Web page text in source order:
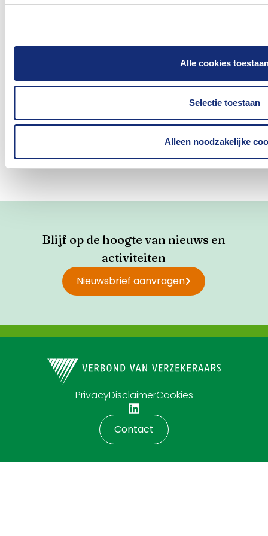
Alle cookies
Selectie toestaan
Alleen noodzakelijke
ontwikkelen in lidstaten zonder een
Was dit nuttig?
Ja Nee
Blijf op de hoogte van nieuws en
activiteiten
Nieuwsbrief aanvragen
PrivacyDisclaimerCookies
Contact